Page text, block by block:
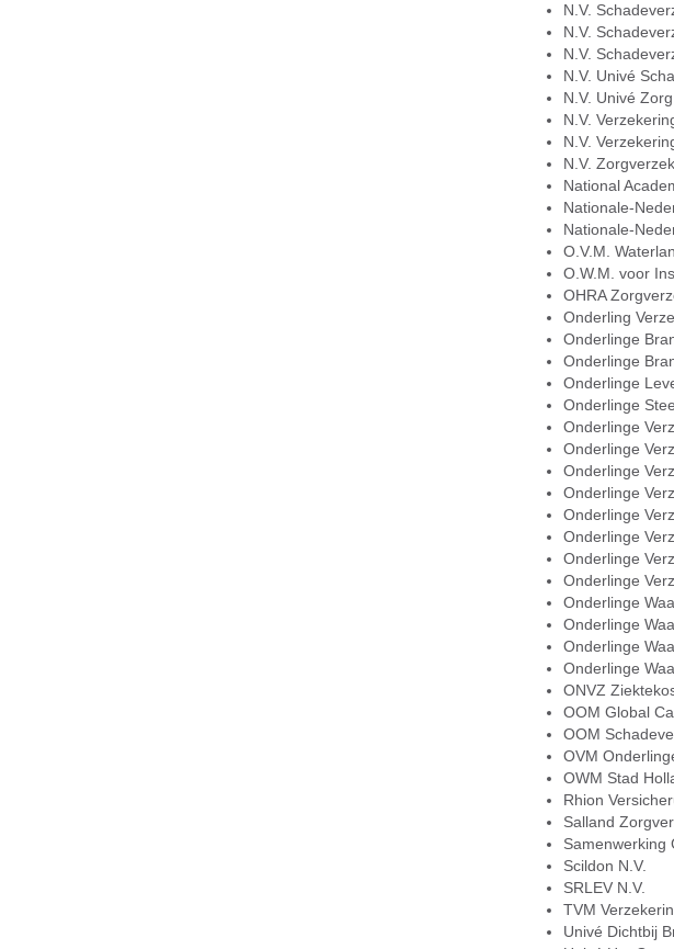
N.V.
N.V.
N.V.
N.V. Univé
N.V. Univé Zorg
N.V.
N.V.
N.V.
National
Nationale-
Nationale-
O.V.M.
O.W.M. voor
OHRA
Onderling
Onderlinge
Onderlinge
Onderlinge
Onderlinge
Onderlinge
Onderlinge
Onderlinge
Onderlinge
Onderlinge
Onderlinge
Onderlinge
Onderlinge
Onderlinge
Onderlinge
Onderlinge
Onderlinge
ONVZ
OOM Global
OOM
OVM
OWM Stad
Rhion
Salland
Samenwerking
Scildon N.V.
SRLEV N.V.
TVM
Univé Dichtbij